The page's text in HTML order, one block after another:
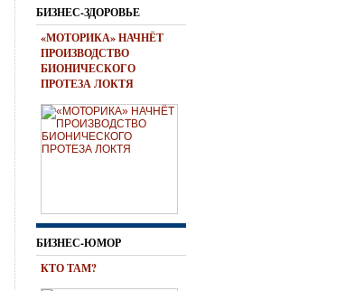
БИЗНЕС-ЗДОРОВЬЕ
«МОТОРИКА» НАЧНЁТ
ПРОИЗВОДСТВО
БИОНИЧЕСКОГО
ПРОТЕЗА ЛОКТЯ
БИЗНЕС-ЮМОР
КТО ТАМ?